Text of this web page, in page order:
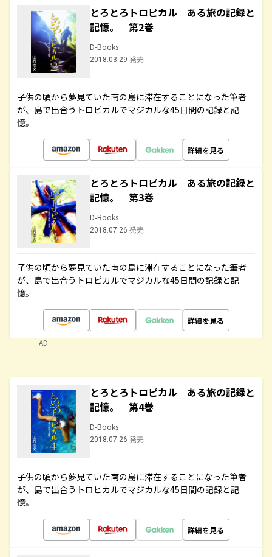
とろとろトロピカル ある旅の記録と
記憶。 第2巻
D-Books
2018.03.29 発売
子供の頃から夢見ていた南の島に滞在することになった筆者
が、島で出合うトロピカルでマジカルな45日間の記録と記
憶。
詳細を見る
とろとろトロピカル ある旅の記録と
記憶。 第3巻
D-Books
2018.07.26 発売
子供の頃から夢見ていた南の島に滞在することになった筆者
が、島で出合うトロピカルでマジカルな45日間の記録と記
憶。
詳細を見る
AD
とろとろトロピカル ある旅の記録と
記憶。 第4巻
D-Books
2018.07.26 発売
子供の頃から夢見ていた南の島に滞在することになった筆者
が、島で出合うトロピカルでマジカルな45日間の記録と記
憶。
詳細を見る